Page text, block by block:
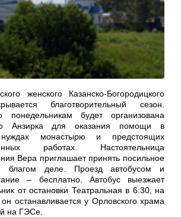
женского Казанско-Богородицкого
благотворительный сезон.
понедельникам будет организована
Анзирка для оказания помощи в
нуждах монастырю и предстоящих
работах. Настоятельница
Вера приглашает принять посильное
благом деле. Проезд автобусом и
– бесплатно. Автобус выезжает
от остановки Театральная в 6:30, на
останавливается у Орловского храма
на ГЭСе.